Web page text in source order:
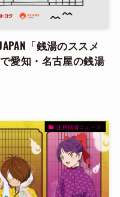
「銭湯のススメ
愛知・名古屋の銭湯
注目銭湯ニュース